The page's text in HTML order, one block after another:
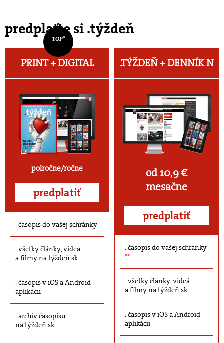
predplaťte si .týždeň
TOP*
PRINT + DIGITAL
polročne/ročne
predplatiť
časopis do vašej schránky
všetky články, videá
a filmy na týždeň.sk
časopis v iOS a Android
aplikácii
archív časopisu
na týždeň.sk
.TÝŽDEŇ +DENNÍK N
od 10,9 €
mesačne
predplatiť
časopis do vašej schránky
**
všetky články, videá
a filmy na týždeň.sk
časopis v iOS a Android
aplikácii